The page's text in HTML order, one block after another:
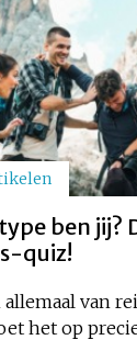
ben jij?
quiz!
van
het op